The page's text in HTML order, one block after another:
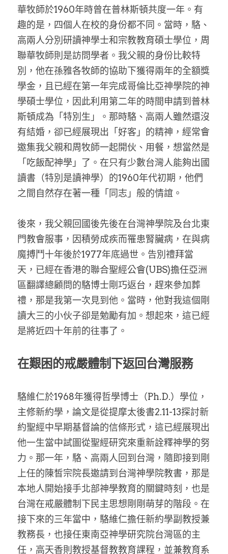
華牧師於1960年時曾在普林斯頓共度一年。有
趣的是，四個人在校的身份都不同。當時，駱、
高兩人分別研讀神學士和宗教教育碩士學位，周
聯華牧師則是訪問學者。我父親的身份比較特
別，他在孫雅各牧師的協助下獲得兩年的全額獎
學金，且已經在第一年完成哥倫比亞神學院的神
學碩士學位，因此利用第二年的時間申請到普林
斯頓成為「特別生」。那時駱、高兩人雖然還沒
有結婚，卻已經展現出「好客」的精神，經常會
邀集我父親和周牧師一起開伙、用餐，想當然是
「吃飯配神學」了。在只有少數台灣人能夠出國
讀書（特別是讀神學）的1960年代初期，他們
之間自然存在著一種「同志」般的情誼。
後來，我父親回國後先後在台灣神學院及台北東
門教會服事，因積勞成疾而罹患腎臟病，在與病
魔搏鬥十年後於1977年底過世。告別禮拜當
天，已經在香港的聯合聖經公會(UBS)擔任亞洲
區翻譯總顧問的駱博士剛巧返台，趕來參加葬
禮，那是我第一次見到他。當時，他對我這個剛
讀大三的小伙子卻是勉勵有加。想起來，這已經
是將近四十年前的往事了。
在艱困的戒嚴體制下返回台灣服務
駱維仁於1968年獲得哲學博士（Ph.D.）學位，
主修新約學，論文是從提摩太後書2.11-13探討新
約聖經中早期基督論的信條形式，這已經展現出
他一生當中試圖從聖經研究來重新詮釋神學的努
力。那一年，駱、高兩人回到台灣，隨即接到剛
上任的陳皙宗院長邀請到台灣神學院教書，那是
本地人開始接手北部神學教育的關鍵時刻，也是
台灣在戒嚴體制下民主思想剛剛萌芽的階段。在
接下來的三年當中，駱維仁擔任新約學副教授兼
教務長，也接任東南亞神學研究院台灣區的主
任，高天香則教授基督教教育課程，並兼教育系